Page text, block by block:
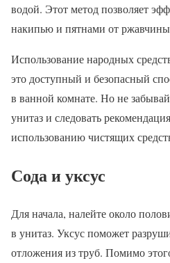
водой. Этот метод позволяет
накипью и пятнами от
Использование народных
это доступный и безопасный
в ванной комнате. Но не
унитаз и следовать
использованию чистящих
Сода и уксус
Для начала, налейте около
в унитаз. Уксус поможет
отложения из труб. Помимо